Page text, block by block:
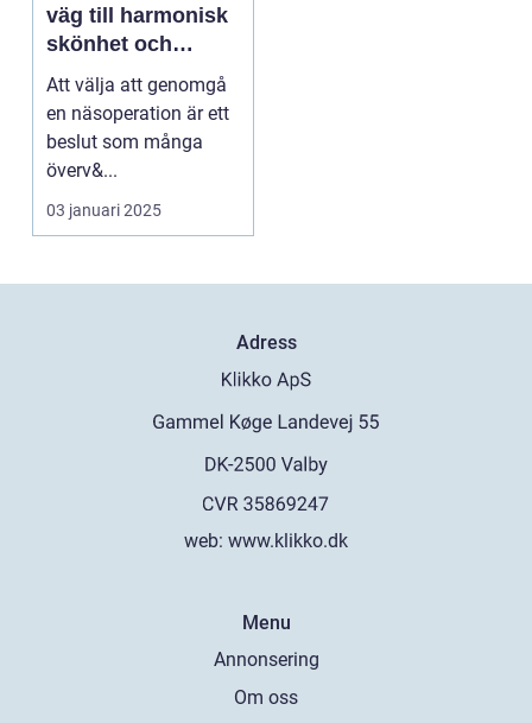
väg till harmonisk
skönhet och
förbättrad funktion
Att välja att genomgå
en näsoperation är ett
beslut som många
överv&...
03 januari 2025
Adress
web: www.klikko.dk
Menu
Annonsering
Om oss